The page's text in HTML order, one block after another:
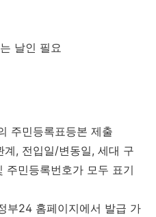
날인 필요
주민등록표등본 제출
, 전입일/변동일, 세대 구
주민등록번호가 모두 표기
부24 홈페이지에서 발급 가